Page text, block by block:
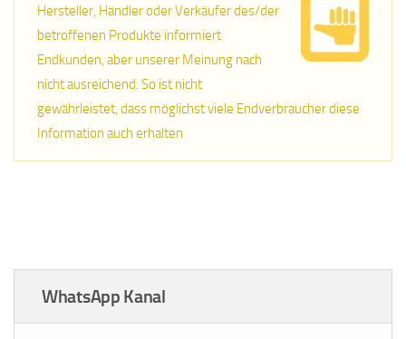
Hersteller, Händler oder Verkäufer des/der
betroffenen Produkte informiert
Endkunden, aber unserer Meinung nach
nicht ausreichend. So ist nicht
gewährleistet, dass möglichst viele Endverbraucher diese
Information auch erhalten
WhatsApp Kanal